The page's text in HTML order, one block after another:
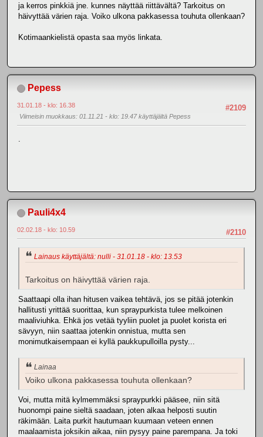
ja kerros pinkkiä jne. kunnes näyttää riittävältä? Tarkoitus on
häivyttää värien raja. Voiko ulkona pakkasessa touhuta ollenkaan?
Kotimaankielistä opasta saa myös linkata.
Pepess
#2109
31.01.18 - klo: 16.38
Viimeisin muokkaus: 01.11.21 - klo: 19.47 käyttäjältä Pepess
Pauli4x4
#2110
02.02.18 - klo: 10.59
Lainaus käyttäjältä: nulli - 31.01.18 - klo: 13.53
Tarkoitus on häivyttää värien raja.
Saattaapi olla ihan hitusen vaikea tehtävä, jos se pitää jotenkin
hallitusti yrittää suorittaa, kun spraypurkista tulee melkoinen
maaliviuhka. Ehkä jos vetää tyyliin puolet ja puolet korista eri
sävyyn, niin saattaa jotenkin onnistua, mutta sen
monimutkaisempaan ei kyllä paukkupulloilla pysty...
Lainaa
Voiko ulkona pakkasessa touhuta ollenkaan?
Voi, mutta mitä kylmemmäksi spraypurkki pääsee, niin sitä
huonompi paine sieltä saadaan, joten alkaa helposti suutin
räkimään. Laita purkit hautumaan kuumaan veteen ennen
maalaamista joksikin aikaa, niin pysyy paine parempana. Ja toki